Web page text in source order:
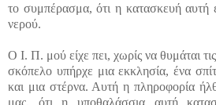
το συμπέρασμα, ότι η κατασκευή αυτή
νερού.
Ο Ι. Π. μού είχε πει, χωρίς να θυμάται
σκόπελο υπήρχε μια εκκλησία, ένα
και μια στέρνα. Αυτή η πληροφορία
μας, ότι η υποθαλάσσια αυτή